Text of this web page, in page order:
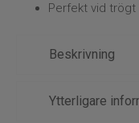
Varumärken
Perfekt vid trögt
Beskrivning
Rapala
Ytterligare